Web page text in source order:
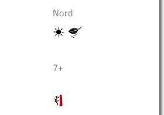
Nord
7+